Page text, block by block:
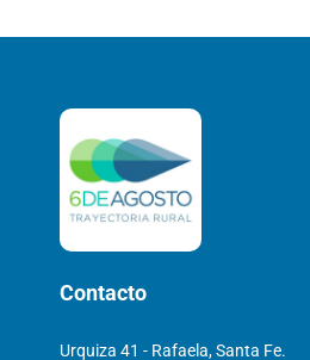
Contacto
Urquiza 41 - Rafaela, Santa Fe.